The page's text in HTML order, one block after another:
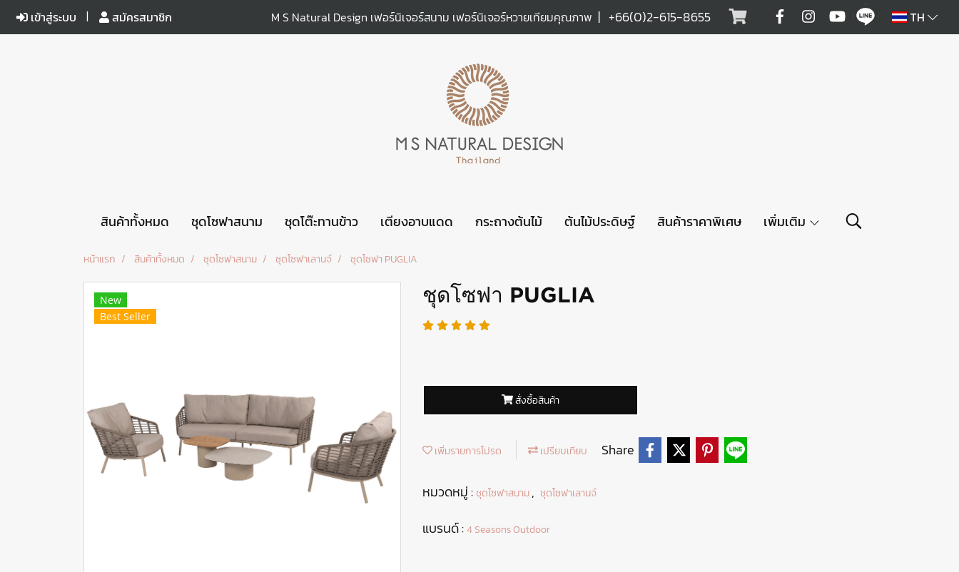
เข้าสู่ระบบ สมัครสมาชิก M S Natural Design เฟอร์นิเจอร์สนาม เฟอร์นิเจอร์หวายเทียมคุณภาพ | +66(0)2-615-8655 TH
สินค้าทั้งหมด ชุดโซฟาสนาม ชุดโต๊ะทานข้าว เตียงอาบแดด กระถางต้นไม้ ต้นไม้ประดิษฐ์ สินค้าราคาพิเศษ เพิ่มเติม
หน้าแรก สินค้าทั้งหมด ชุดโซฟาสนาม ชุดโซฟาเลานจ์ ชุดโซฟา PUGLIA
New
Best Seller
ชุดโซฟา PUGLIA
สั่งซื้อสินค้า
เพิ่มรายการโปรด เปรียบเทียบ Share
หมวดหมู่ :ชุดโซฟาสนาม, ชุดโซฟาเลานจ์
แบรนด์ :4 Seasons Outdoor